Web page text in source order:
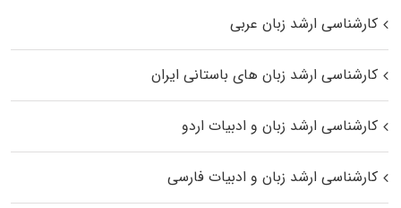
کارشناسی ارشد زبان عربی
کارشناسی ارشد زبان‌ های باستانی ایران
کارشناسی ارشد زبان و ادبیات اردو
کارشناسی ارشد زبان و ادبیات فارسی